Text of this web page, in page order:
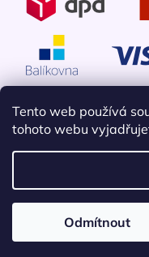
Tento web používá
tohoto webu
Odmítnout
Copyright 2026